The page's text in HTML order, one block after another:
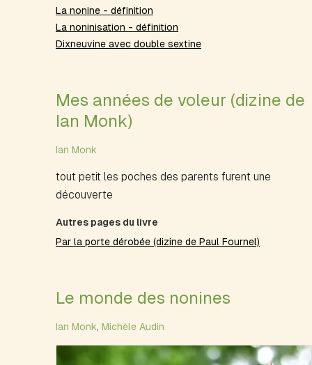
La nonine - définition
La noninisation - définition
Dixneuvine avec double sextine
Mes années de voleur (dizine de
Ian Monk)
Ian Monk
tout petit les poches des parents furent une
découverte
Autres pages du livre
Par la porte dérobée (dizine de Paul Fournel)
Le monde des nonines
Ian Monk, Michèle Audin